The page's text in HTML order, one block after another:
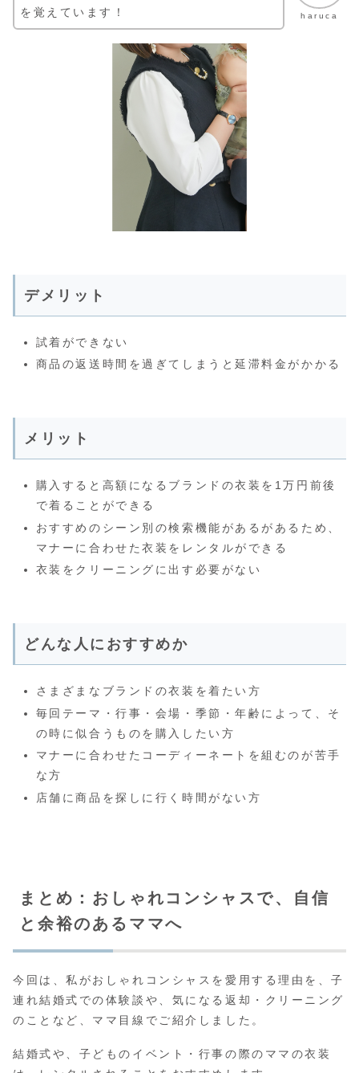
haruca
を覚えています！
デメリット
試着ができない
商品の返送時間を過ぎてしまうと延滞料金がかかる
メリット
購入すると高額になるブランドの衣装を1万円前後
で着ることができる
おすすめのシーン別の検索機能があるがあるため、
マナーに合わせた衣装をレンタルができる
衣装をクリーニングに出す必要がない
どんな人におすすめか
さまざまなブランドの衣装を着たい方
毎回テーマ・行事・会場・季節・年齢によって、そ
の時に似合うものを購入したい方
マナーに合わせたコーディーネートを組むのが苦手
な方
店舗に商品を探しに行く時間がない方
まとめ：おしゃれコンシャスで、自信
と余裕のあるママへ
今回は、私がおしゃれコンシャスを愛用する理由を、子
連れ結婚式での体験談や、気になる返却・クリーニング
のことなど、ママ目線でご紹介しました。
結婚式や、子どものイベント・行事の際のママの衣装